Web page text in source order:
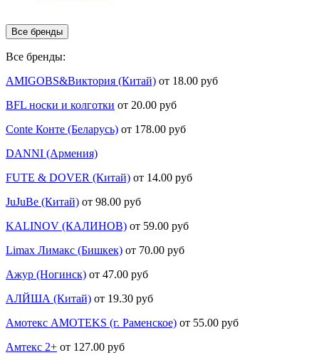
Все бренды
Все бренды:
AMIGOBS&Виктория (Китай) от 18.00 руб
BFL носки и колготки от 20.00 руб
Conte Конте (Беларусь) от 178.00 руб
DANNI (Армения)
FUTE & DOVER (Китай) от 14.00 руб
JuJuBe (Китай) от 98.00 руб
KALINOV (КАЛИНОВ) от 59.00 руб
Limax Лимакс (Бишкек) от 70.00 руб
Ажур (Ногинск) от 47.00 руб
АЛЙША (Китай) от 19.30 руб
Амотекс AMOTEKS (г. Раменское) от 55.00 руб
Амтекс 2+ от 127.00 руб